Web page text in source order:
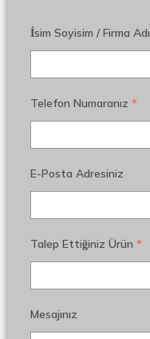
İsim Soyisim / Firma Adı
Telefon Numaranız *
E-Posta Adresiniz
Talep Ettiğiniz Ürün *
Mesajınız